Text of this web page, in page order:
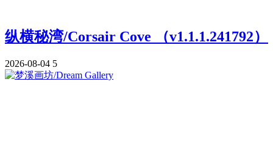
纵横秘湾/Corsair Cove （v1.1.1.241792）
2026-08-04 5